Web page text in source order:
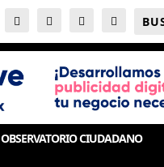
OBSERVATORIO CIUDADANO